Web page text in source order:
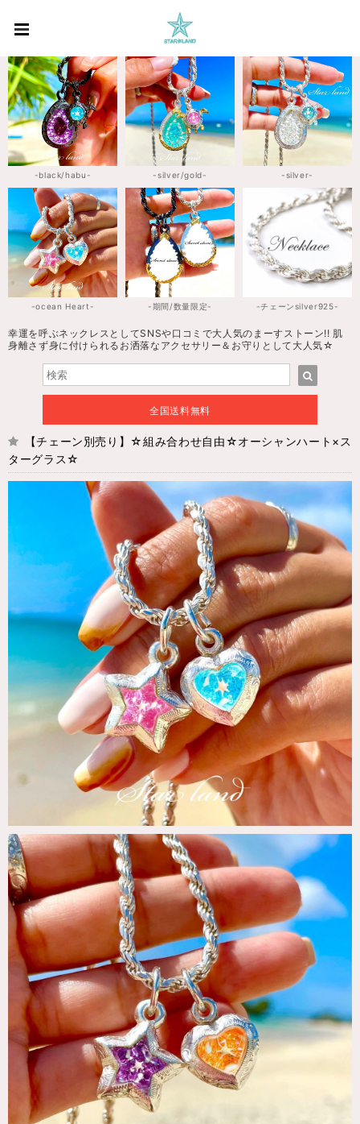
-black/habu- -silver/gold- -silver-
-ocean Heart- -期間/数量限定- -チェーンsilver925-
幸運を呼ぶネックレスとしてSNSや口コミで大人気のまーすストーン!! 肌
身離さず身に付けられるお洒落なアクセサリー＆お守りとして大人気☆
全国送料無料
【チェーン別売り】☆組み合わせ自由☆オーシャンハート×ス
ターグラス☆